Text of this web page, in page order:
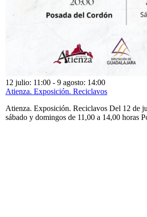
12 julio: 11:00 - 9 agosto: 14:00
Atienza. Exposición. Reciclavos
Atienza. Exposición. Reciclavos Del 12 de
sábado y domingos de 11,00 a 14,00 horas